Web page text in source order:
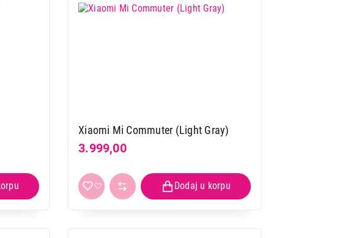
Xiaomi Mi Commuter (Light Gray)
3.999,00